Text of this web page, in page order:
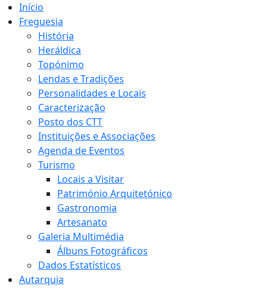
Início
Freguesia
História
Heráldica
Topónimo
Lendas e Tradições
Personalidades e Locais
Caracterização
Posto dos CTT
Instituições e Associações
Agenda de Eventos
Turismo
Locais a Visitar
Património Arquitetónico
Gastronomia
Artesanato
Galeria Multimédia
Álbuns Fotográficos
Dados Estatísticos
Autarquia